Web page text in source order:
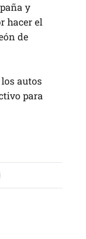
y
hacer el
de
autos
para